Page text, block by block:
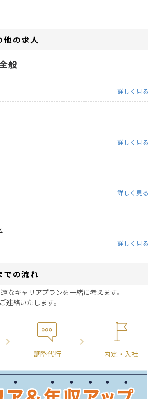
他の求人
般
詳しく見る
詳しく見る
詳しく見る
詳しく見る
での流れ
なキャリアプランを一緒に考えます。
連絡いたします。
調整代行 内定・入社